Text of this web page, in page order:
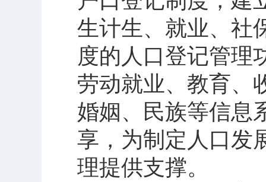
生计生、就业、社
度的人口登记管理
劳动就业、教育、
婚姻、民族等信息
享，为制定人口发
理提供支撑。